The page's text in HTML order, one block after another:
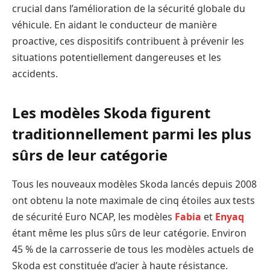
crucial dans l’amélioration de la sécurité globale du
véhicule. En aidant le conducteur de manière
proactive, ces dispositifs contribuent à prévenir les
situations potentiellement dangereuses et les
accidents.
Les modèles Skoda figurent
traditionnellement parmi les plus
sûrs de leur catégorie
Tous les nouveaux modèles Skoda lancés depuis 2008
ont obtenu la note maximale de cinq étoiles aux tests
de sécurité Euro NCAP, les modèles Fabia et Enyaq
étant même les plus sûrs de leur catégorie. Environ
45 % de la carrosserie de tous les modèles actuels de
Skoda est constituée d’acier à haute résistance.